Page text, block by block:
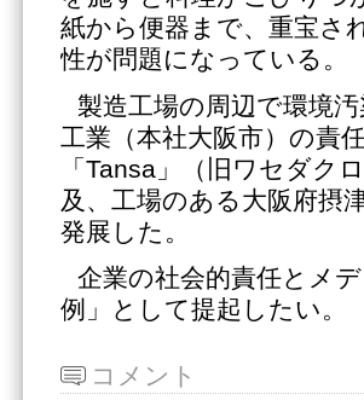
紙から便器まで、重宝さ
性が問題になっている。
製造工場の周辺で環境
工業（本社大阪市）の責
「Tansa」（旧ワセダク
及、工場のある大阪府摂
発展した。
企業の社会的責任とメ
例」として提起したい。
コメント